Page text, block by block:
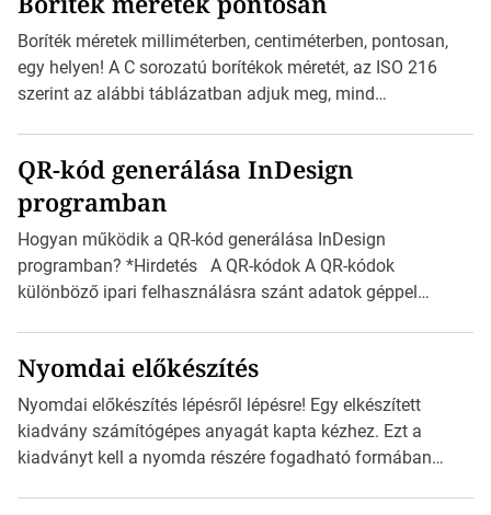
igazán foroghatnak a kreatív fogaskerekek, miközben
zajlik a saját címke készítése. Hogyan készítsünk címkét?
Válasszon méretet és alakot: Válassza ki a kívánt címke
méretét. Akár néhány […]
Boríték méretek milliméterben, centiméterben, pontosan,
egy helyen! A C sorozatú borítékok méretét, az ISO 216
szerint az alábbi táblázatban adjuk meg, mind
mutatja az A4-es papírlaphoz viszonyítva. Az amerikai és
észak-amerikai boríték méretére az ISO 216 nem
vonatkozik. Boríték méretének táblázata C0-tól […]
QR-kód generálása InDesign
programban
Hogyan működik a QR-kód generálása InDesign
programban? *Hirdetés A QR-kódok A QR-kódok
különböző ipari felhasználásra szánt adatok géppel
okostelefonjára telepíthet egy QR-kód-leolvasó
alkalmazást, ami leolvasni és dekódolni képes az URL-
információt és átirányítja a telefon böngészőjét a cég
weblapjára. A QR-kód beolvasása után a felhasználó
Nyomdai előkészítés
Nyomdai előkészítés lépésről lépésre! Egy elkészített
kiadvány számítógépes anyagát kapta kézhez. Ezt a
kiadványt kell a nyomda részére fogadható formában